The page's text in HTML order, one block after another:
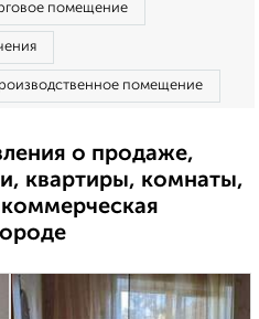
помещение
помещение
о продаже,
квартиры, комнаты,